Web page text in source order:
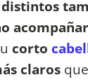
corto
claros